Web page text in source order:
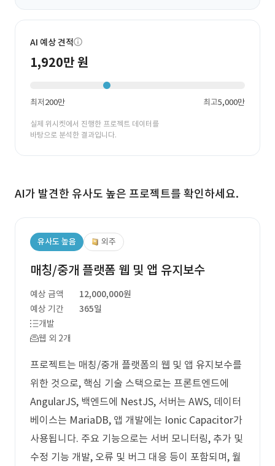
AI 예상 견적
1,920만 원
최저200만 최고5,000만
실제 위시켓에서 진행한 프로젝트 데이터를
바탕으로 분석한 결과입니다.
AI가 발견한 유사도 높은 프로젝트를 확인하세요.
유사도 높음 외주
매칭/중개 플랫폼 웹 및 앱 유지보수
예상 금액
12,000,000원
예상 기간
365일
개발
웹 외 2개
프로젝트는 매칭/중개 플랫폼의 웹 및 앱 유지보수를
위한 것으로, 핵심 기술 스택으로는 프론트엔드에
AngularJS, 백엔드에 NestJS, 서버는 AWS, 데이터
베이스는 MariaDB, 앱 개발에는 Ionic Capacitor가
사용됩니다. 주요 기능으로는 서버 모니터링, 추가 및
수정 기능 개발, 오류 및 버그 대응 등이 포함되며, 월